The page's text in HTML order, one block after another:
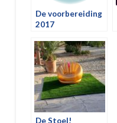
De voorbereiding
2017
De Stoel!